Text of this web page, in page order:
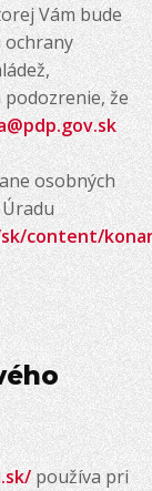
Vám bude
ochrany
že
osobných
content/
používa pri